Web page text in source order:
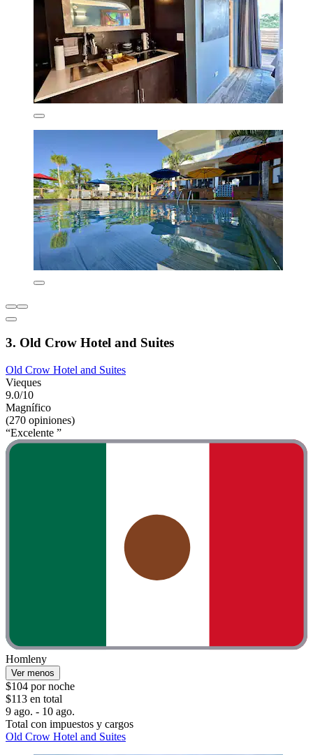
3. Old Crow Hotel and Suites
Old Crow Hotel and Suites
Vieques
9.0/10
Magnífico
(270 opiniones)
“Excelente ”
Homleny
Ver menos
$104 por noche
$113 en total
9 ago. - 10 ago.
Total con impuestos y cargos
Old Crow Hotel and Suites